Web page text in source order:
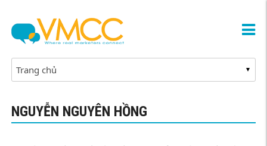
NGUYỄN NGUYÊN HỒNG